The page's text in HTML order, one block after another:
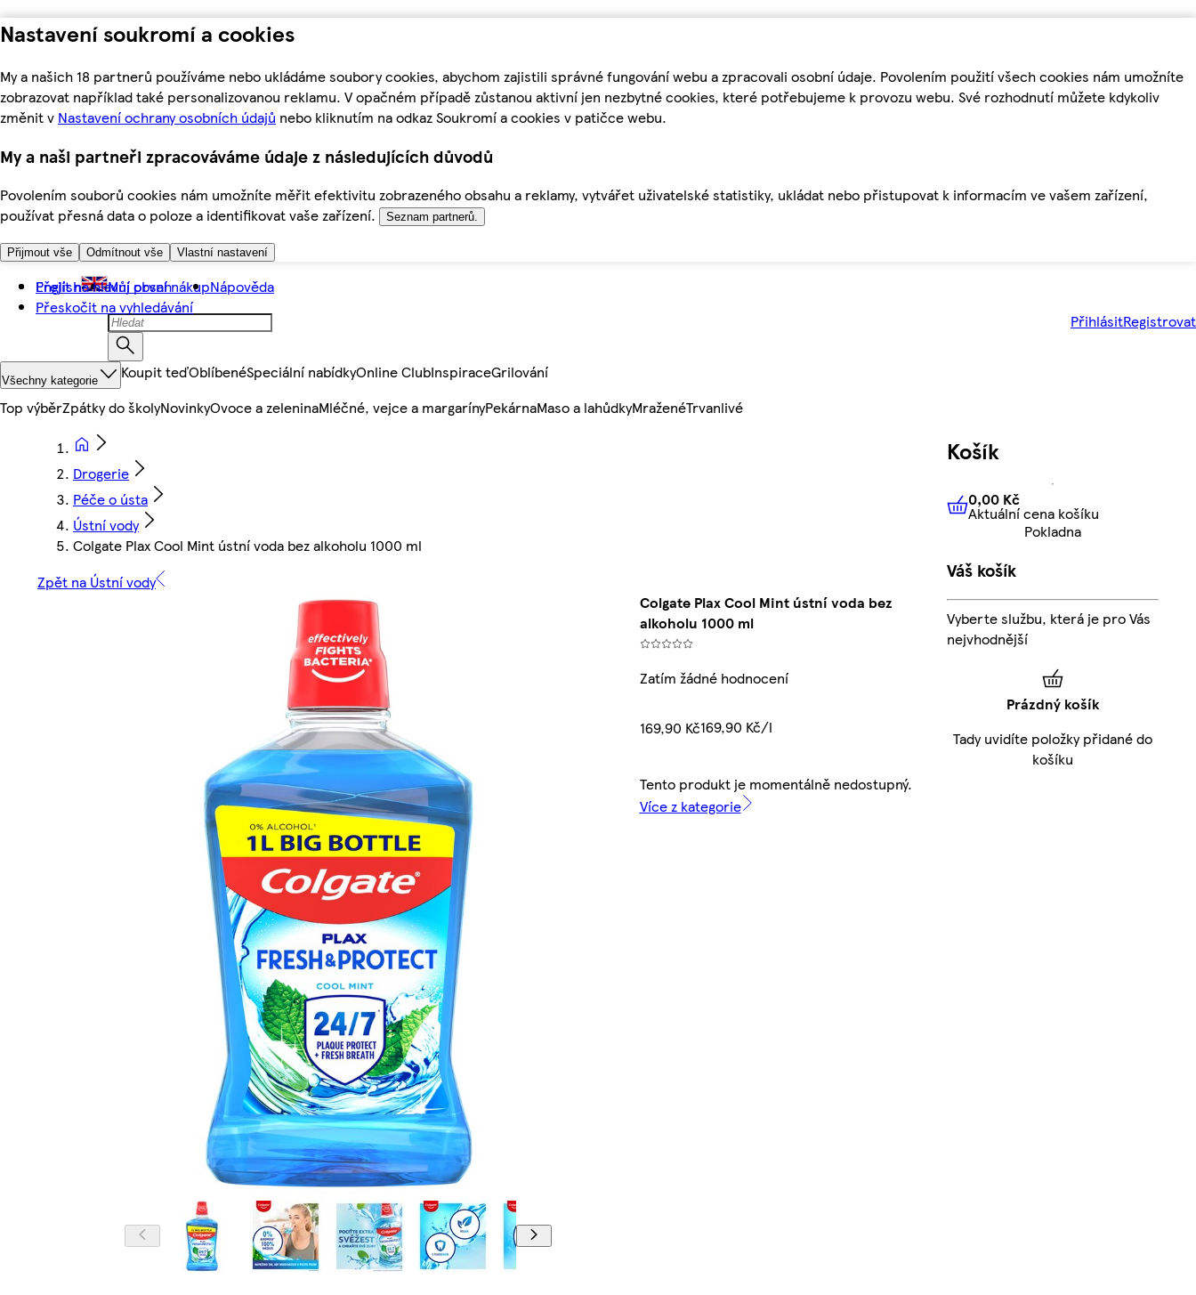
Nastavení soukromí a cookies
My a našich 18 partnerů používáme nebo ukládáme soubory cookies, abychom zajistili správné fungování webu a zpracovali osobní údaje. Povolením použití všech cookies nám umožníte
zobrazovat například také personalizovanou reklamu. V opačném případě zůstanou aktivní jen nezbytné cookies, které potřebujeme k provozu webu. Své rozhodnutí můžete kdykoliv
změnit v Nastavení ochrany osobních údajů nebo kliknutím na odkaz Soukromí a cookies v patičce webu.
My a naši partneři zpracováváme údaje z následujících důvodů
Povolením souborů cookies nám umožníte měřit efektivitu zobrazeného obsahu a reklamy, vytvářet uživatelské statistiky, ukládat nebo přistupovat k informacím ve vašem zařízení,
používat přesná data o poloze a identifikovat vaše zařízení.
Seznam partnerů.
Přijmout vše Odmítnout vše Vlastní nastavení
Přejít na hlavní obsah
Přeskočit na vyhledávání
English Můj první nákupNápověda
PřihlásitRegistrovat
Všechny kategorie Koupit teďOblíbenéSpeciální nabídkyOnline ClubInspiraceGrilování
Top výběrZpátky do školyNovinkyOvoce a zeleninaMléčné, vejce a margarínyPekárnaMaso a lahůdkyMraženéTrvanlivé
Drogerie
Péče o ústa
Ústní vody
Colgate Plax Cool Mint ústní voda bez alkoholu 1000 ml
Zpět na Ústní vody
Colgate Plax Cool Mint ústní voda bez
alkoholu 1000 ml
Zatím žádné hodnocení
169,90 Kč169,90 Kč/l
Tento produkt je momentálně nedostupný.
Více z kategorie
Košík
0,00 KčAktuální cena košíku
0,00 Kč
Aktuální cena košíku
Pokladna
Váš košík
Vyberte službu, která je pro Vás
nejvhodnější
Prázdný košík
Tady uvidíte položky přidané do
košíku